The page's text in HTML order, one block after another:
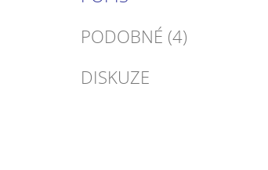
PODOBNÉ (4)
DISKUZE